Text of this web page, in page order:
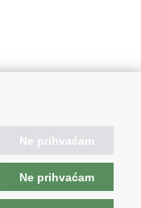
Ne prihvaćam
Ne prihvaćam